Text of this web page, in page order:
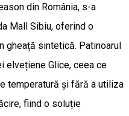
din România, s-a
Mall Sibiu, oferind o
gheață sintetică. Patinoarul
elvețiene Glice, ceea ce
temperatură și fără a utiliza
fiind o soluție